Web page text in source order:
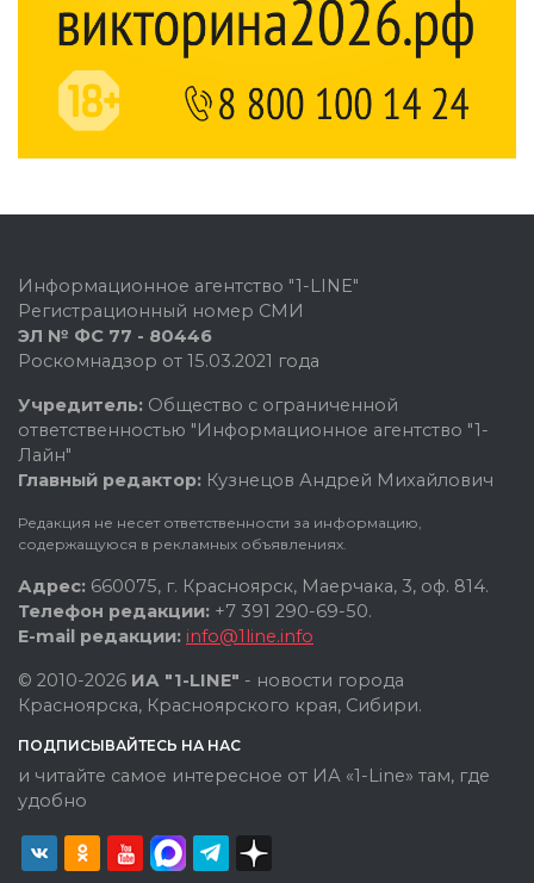
Информационное агентство "1-LINE"
Регистрационный номер СМИ
ЭЛ № ФС 77 - 80446
Роскомнадзор от 15.03.2021 года
Учредитель: Общество с ограниченной
ответственностью "Информационное агентство "1-
Лайн"
Главный редактор: Кузнецов Андрей Михайлович
Редакция не несет ответственности за информацию,
содержащуюся в рекламных объявлениях.
Адрес: 660075, г. Красноярск, Маерчака, 3, оф. 814.
Телефон редакции: +7 391 290-69-50.
E-mail редакции: info@1line.info
© 2010-2026 ИА "1-LINE" - новости города
Красноярска, Красноярского края, Сибири.
ПОДПИСЫВАЙТЕСЬ НА НАС
и читайте самое интересное от ИА «1-Line» там, где
удобно